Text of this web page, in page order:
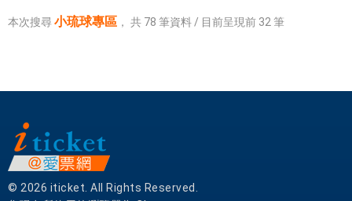
本次搜尋 小琉球專區 ， 共 78 筆資料 / 目前呈現前 32 筆
© 2026 iticket. All Rights Reserved.